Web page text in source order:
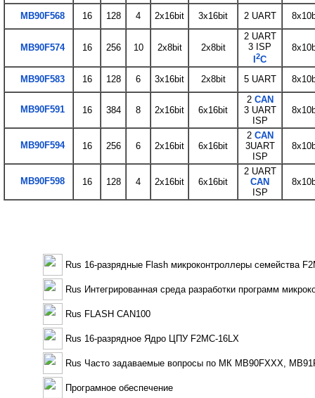
MB90F568 16 128 4 2x16bit 3x16bit 2 UART
MB90F574 16 256 10 2x8bit 2x8bit
2 UART
3 ISP
2C
MB90F583 16 128 6 3x16bit 2x8bit 5 UART
MB90F591 16 384 8 2x16bit 6x16bit
2 CAN
3 UART
ISP
MB90F594 16 256 6 2x16bit 6x16bit
2 CAN
3UART
ISP
MB90F598 16 128 4 2x16bit 6x16bit
2 UART
CAN
ISP
Rus 16-разрядные Flash микроконтроллеры семейства
Rus Интегрированная среда разработки программ
Rus FLASH CAN100
Rus 16-разрядное Ядро ЦПУ F2MC-16LX
Rus Часто задаваемые вопросы по МК MB90FXXX,
Програмное обеспечение